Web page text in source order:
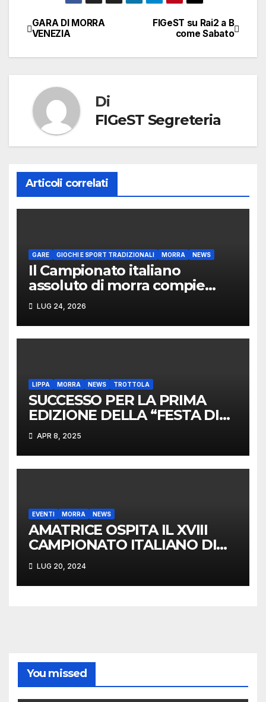
Navigazione
articoli
FIGeST su Rai2 a B
come Sabato
GARA DI MORRA
VENEZIA
Di
FIGeST Segreteria
Articoli correlati
GARE GIOCHI E SPORT TRADIZIONALI MORRA NEWS
Il Campionato italiano
assoluto di morra compie
vent’anni: appuntamento ad
Acquaviva di Cagli per la
grande sfida
LUG 24, 2026
LIPPA MORRA NEWS TROTTOLA
SUCCESSO PER LA PRIMA
EDIZIONE DELLA “FESTA DI
PRIMAVERA”
APR 8, 2025
EVENTI MORRA NEWS
AMATRICE OSPITA IL XVIII
CAMPIONATO ITALIANO DI
MORRA
LUG 20, 2024
You missed